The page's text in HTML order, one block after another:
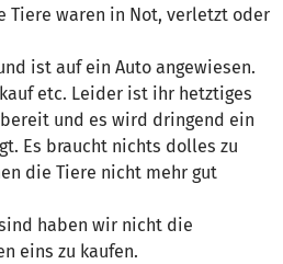
Tiere waren in Not, verletzt oder
ist auf ein Auto angewiesen.
etc. Leider ist ihr hetztiges
und es wird dringend ein
Es braucht nichts dolles zu
die Tiere nicht mehr gut
haben wir nicht die
eins zu kaufen.